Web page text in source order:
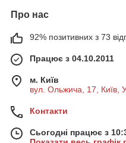
Про нас
92% позитивних з 73
Працює з 04.10.2011
м. Київ
вул. Ольжича, 17, Київ,
Контакти
Сьогодні працює з